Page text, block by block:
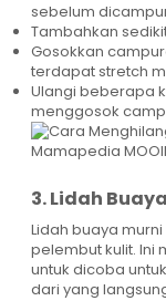
sebelum
Tambahkan
Gosokkan
terdapat stretch
Ulangi beberapa
menggosok
3. Lidah Buaya
Lidah buaya
pelembut kulit. Ini
untuk dicoba
dari yang